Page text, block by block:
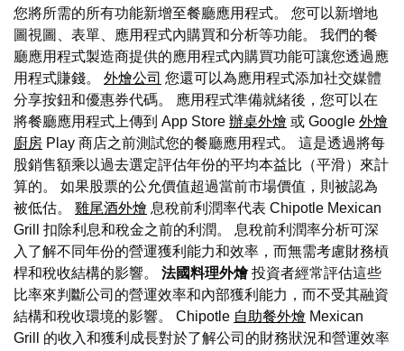
您將所需的所有功能新增至餐廳應用程式。 您可以新增地
圖視圖、表單、應用程式內購買和分析等功能。 我們的餐
廳應用程式製造商提供的應用程式內購買功能可讓您透過應
用程式賺錢。 外燴公司 您還可以為應用程式添加社交媒體
分享按鈕和優惠券代碼。 應用程式準備就緒後，您可以在
將餐廳應用程式上傳到 App Store 辦桌外燴 或 Google 外燴
廚房 Play 商店之前測試您的餐廳應用程式。 這是透過將每
股銷售額乘以過去選定評估年份的平均本益比（平滑）來計
算的。 如果股票的公允價值超過當前市場價值，則被認為
被低估。 雞尾酒外燴 息稅前利潤率代表 Chipotle Mexican
Grill 扣除利息和稅金之前的利潤。 息稅前利潤率分析可深
入了解不同年份的營運獲利能力和效率，而無需考慮財務槓
桿和稅收結構的影響。 法國料理外燴投資者經常評估這些
比率來判斷公司的營運效率和內部獲利能力，而不受其融資
結構和稅收環境的影響。 Chipotle 自助餐外燴 Mexican
Grill 的收入和獲利成長對於了解公司的財務狀況和營運效率